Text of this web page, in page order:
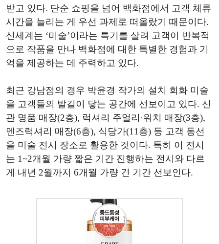
받고 있다. 단순 쇼핑을 넘어 백화점에서 고객 체류
시간을 늘리는 게 우선 과제로 떠올랐기 때문이다.
신세계는 ‘미술’이라는 특기를 살려 고객이 반복적
으로 작품을 만나 백화점에 대한 특별한 경험과 기
억을 제공하는 데 주력하고 있다.
최근 강남점의 경우 박윤경 작가의 설치 회화 미술
을 고객들의 발길이 닿는 공간에 선보이고 있다. 신
관 명품 매장(2층), 럭셔리 주얼리·워치 매장(3층),
멘즈럭셔리 매장(6층), 식당가(11층) 등 고객 동선
을 미술 전시 장소로 활용한 것이다. 특히 이 전시
는 1~2개월 가량 짧은 기간 진행하는 전시와 다르
게 내년 2월까지 6개월 가량 긴 기간 선보인다.